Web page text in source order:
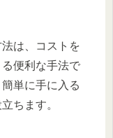
は、コストを
便利な手法で
単に手に入る
ちます。